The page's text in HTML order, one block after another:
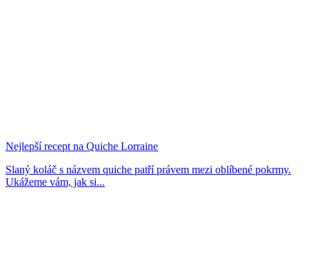
Nejlepší recept na Quiche Lorraine
Slaný koláč s názvem quiche patří právem mezi oblíbené pokrmy.
Ukážeme vám, jak si...